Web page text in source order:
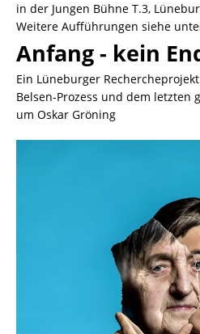
in der Jungen Bühne T.3,
Weitere Aufführungen siehe
Anfang - kein
Ein Lüneburger
Belsen-Prozess und dem letzten
um Oskar Gröning